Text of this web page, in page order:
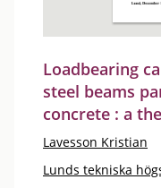
Loadbearing
steel beams
concrete : a
Lavesson Kristian
Lunds tekniska